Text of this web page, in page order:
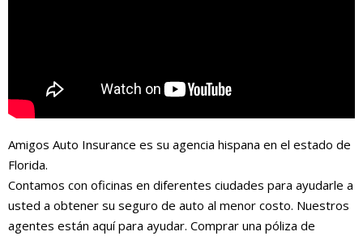
Amigos Auto Insurance es su agencia hispana en el estado de
Florida.
Contamos con oficinas en diferentes ciudades para ayudarle a
usted a obtener su seguro de auto al menor costo. Nuestros
agentes están aquí para ayudar. Comprar una póliza de